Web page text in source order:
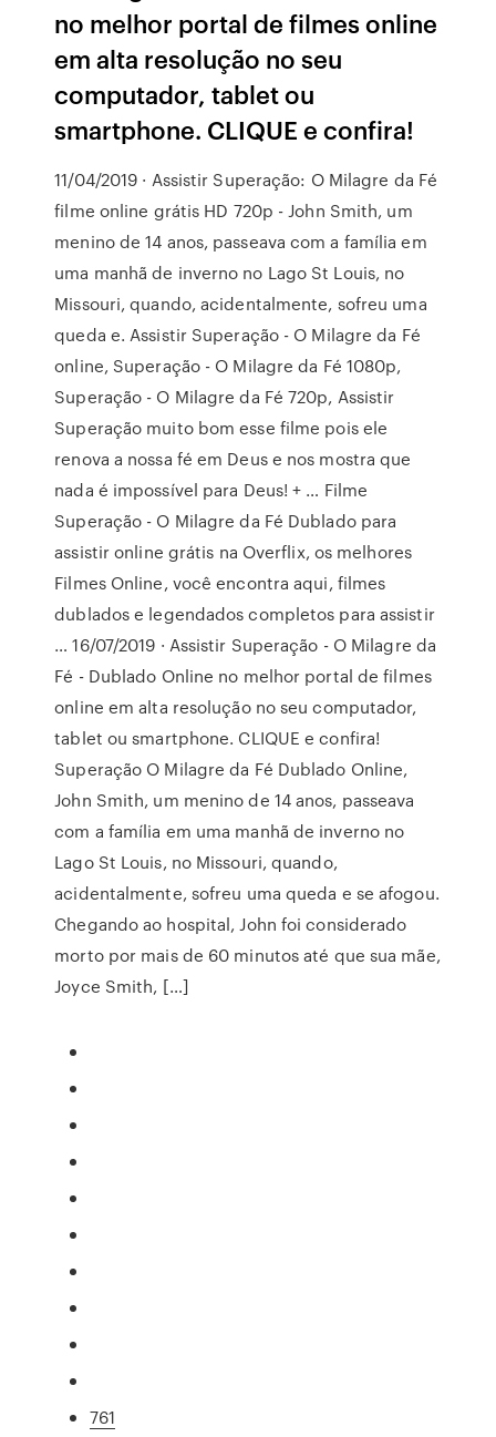
no melhor portal de filmes online
em alta resolução no seu
computador, tablet ou
smartphone. CLIQUE e confira!
11/04/2019 · Assistir Superação: O Milagre da Fé
filme online grátis HD 720p - John Smith, um
menino de 14 anos, passeava com a família em
uma manhã de inverno no Lago St Louis, no
Missouri, quando, acidentalmente, sofreu uma
queda e. Assistir Superação - O Milagre da Fé
online, Superação - O Milagre da Fé 1080p,
Superação - O Milagre da Fé 720p, Assistir
Superação muito bom esse filme pois ele
renova a nossa fé em Deus e nos mostra que
nada é impossível para Deus! + … Filme
Superação - O Milagre da Fé Dublado para
assistir online grátis na Overflix, os melhores
Filmes Online, você encontra aqui, filmes
dublados e legendados completos para assistir
… 16/07/2019 · Assistir Superação - O Milagre da
Fé - Dublado Online no melhor portal de filmes
online em alta resolução no seu computador,
tablet ou smartphone. CLIQUE e confira!
Superação O Milagre da Fé Dublado Online,
John Smith, um menino de 14 anos, passeava
com a família em uma manhã de inverno no
Lago St Louis, no Missouri, quando,
acidentalmente, sofreu uma queda e se afogou.
Chegando ao hospital, John foi considerado
morto por mais de 60 minutos até que sua mãe,
Joyce Smith, […]
761